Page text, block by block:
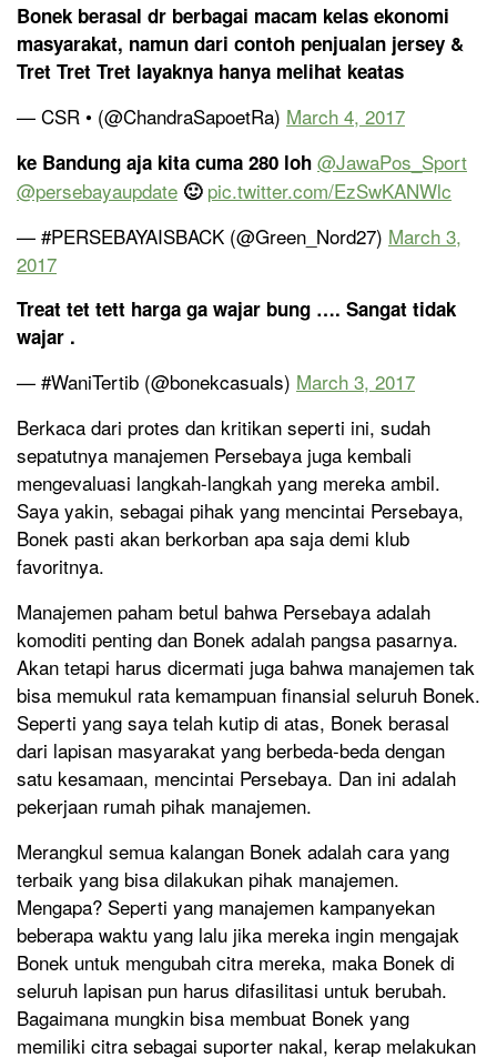
Bonek berasal dr berbagai macam kelas ekonomi
masyarakat, namun dari contoh penjualan jersey &
Tret Tret Tret layaknya hanya melihat keatas
— CSR • (@ChandraSapoetRa) March 4, 2017
ke Bandung aja kita cuma 280 loh @JawaPos_Sport
@persebayaupdate 🙂 pic.twitter.com/EzSwKANWlc
— #PERSEBAYAISBACK (@Green_Nord27) March 3,
2017
Treat tet tett harga ga wajar bung …. Sangat tidak
wajar .
— #WaniTertib (@bonekcasuals) March 3, 2017
Berkaca dari protes dan kritikan seperti ini, sudah
sepatutnya manajemen Persebaya juga kembali
mengevaluasi langkah-langkah yang mereka ambil.
Saya yakin, sebagai pihak yang mencintai Persebaya,
Bonek pasti akan berkorban apa saja demi klub
favoritnya.
Manajemen paham betul bahwa Persebaya adalah
komoditi penting dan Bonek adalah pangsa pasarnya.
Akan tetapi harus dicermati juga bahwa manajemen tak
bisa memukul rata kemampuan finansial seluruh Bonek.
Seperti yang saya telah kutip di atas, Bonek berasal
dari lapisan masyarakat yang berbeda-beda dengan
satu kesamaan, mencintai Persebaya. Dan ini adalah
pekerjaan rumah pihak manajemen.
Merangkul semua kalangan Bonek adalah cara yang
terbaik yang bisa dilakukan pihak manajemen.
Mengapa? Seperti yang manajemen kampanyekan
beberapa waktu yang lalu jika mereka ingin mengajak
Bonek untuk mengubah citra mereka, maka Bonek di
seluruh lapisan pun harus difasilitasi untuk berubah.
Bagaimana mungkin bisa membuat Bonek yang
memiliki citra sebagai suporter nakal, kerap melakukan